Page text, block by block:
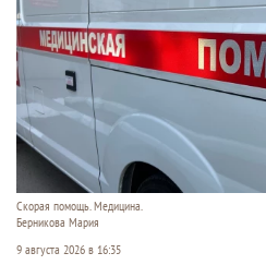
Скорая помощь. Медицина.
Берникова Мария
9 августа 2026 в 16:35